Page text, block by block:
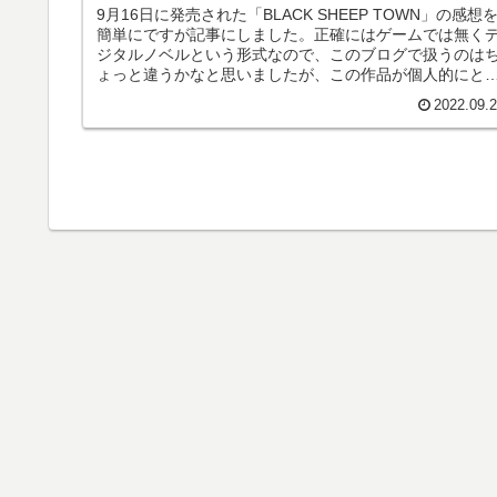
9月16日に発売された「BLACK SHEEP TOWN」の感想を
簡単にですが記事にしました。正確にはゲームでは無く
ジタルノベルという形式なので、このブログで扱うのは
ょっと違うかなと思いましたが、この作品が個人的にとて